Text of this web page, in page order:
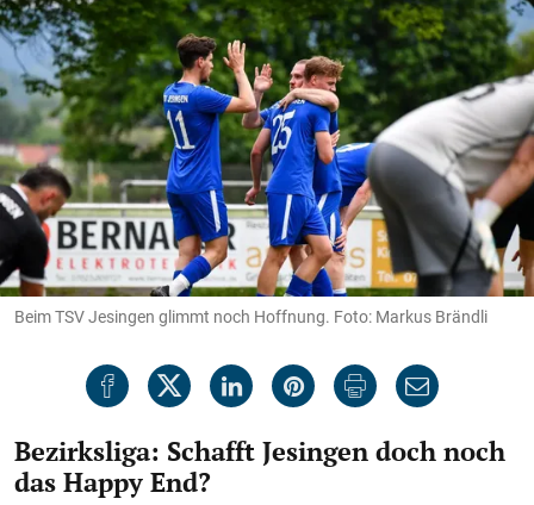
Beim TSV Jesingen glimmt noch Hoffnung. Foto: Markus Brändli
Bezirksliga: Schafft Jesingen doch noch
das Happy End?